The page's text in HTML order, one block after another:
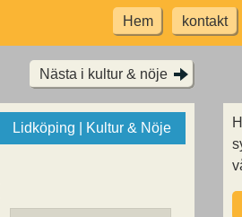
Hem kontakt
Nästa i kultur & nöje
Lidköping | Kultur & Nöje